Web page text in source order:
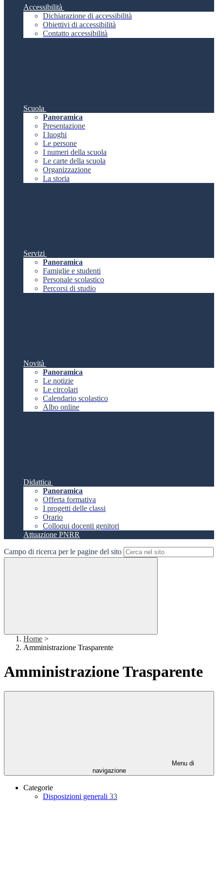
Accessibilità
Dichiarazione di accessibilità
Obiettivi di accessibilità
Contatto accessibilità
Scuola
Panoramica
Presentazione
I luoghi
Le persone
I numeri della scuola
Le carte della scuola
Organizzazione
La storia
Servizi
Panoramica
Famiglie e studenti
Personale scolastico
Percorsi di studio
Novità
Panoramica
Le notizie
Le circolari
Calendario scolastico
Albo online
Didattica
Panoramica
Offerta formativa
I progetti delle classi
Orario
Colloqui docenti genitori
Attuazione PNRR
Campo di ricerca per le pagine del sito
Home >
Amministrazione Trasparente
Amministrazione Trasparente
Menu di
navigazione
Categorie
Disposizioni generali 33